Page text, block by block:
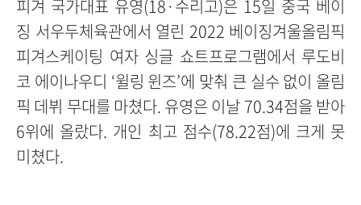
피겨 국가대표 유영(18·수리고)은 15일 중국 베이
징 서우두체육관에서 열린 2022 베이징겨울올림픽
피겨스케이팅 여자 싱글 쇼트프로그램에서 루도비
코 에이나우디 ‘윌링 윈즈’에 맞춰 큰 실수 없이 올림
픽 데뷔 무대를 마쳤다. 유영은 이날 70.34점을 받아
6위에 올랐다. 개인 최고 점수(78.22점)에 크게 못
미쳤다.